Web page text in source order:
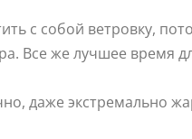
с собой ветровку,
Все же лучшее время
даже экстремально